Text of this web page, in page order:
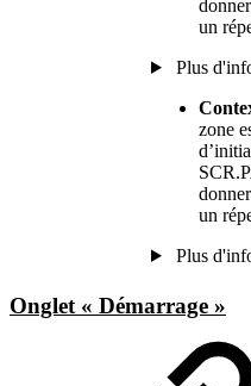
un
Plus
zone
un
Plus
Onglet « Démarrage »